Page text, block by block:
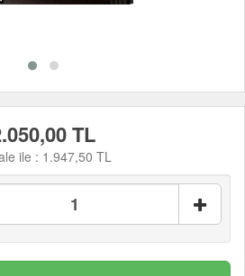
TL
ile : 1.947,50 TL